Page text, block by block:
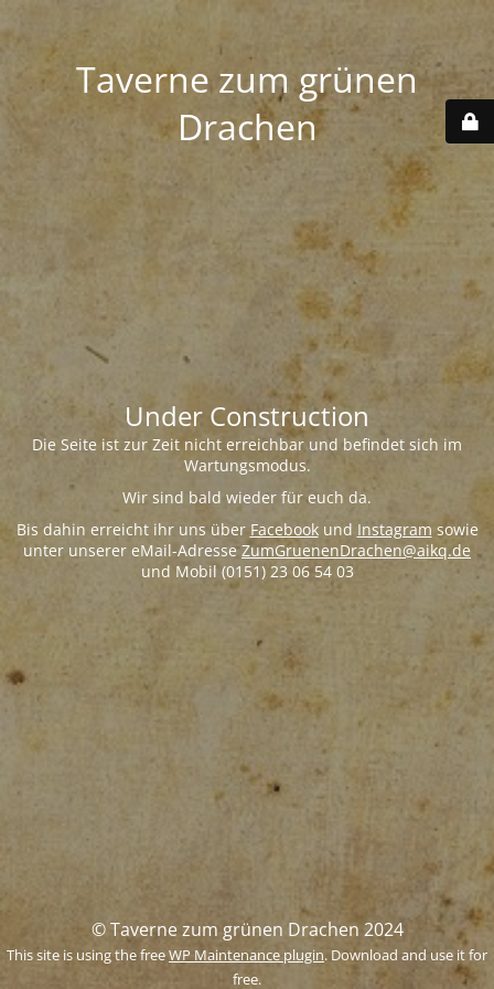
Taverne zum grünen
Drachen
Under Construction
Die Seite ist zur Zeit nicht erreichbar und befindet sich im
Wartungsmodus.
Wir sind bald wieder für euch da.
Bis dahin erreicht ihr uns über Facebookund Instagram sowie
unter unserer eMail-AdresseZumGruenenDrachen@aikq.de
und Mobil (0151) 23 06 54 03
© Taverne zum grünen Drachen 2024
This site is using the freeWP Maintenance plugin. Download and use it for
free.